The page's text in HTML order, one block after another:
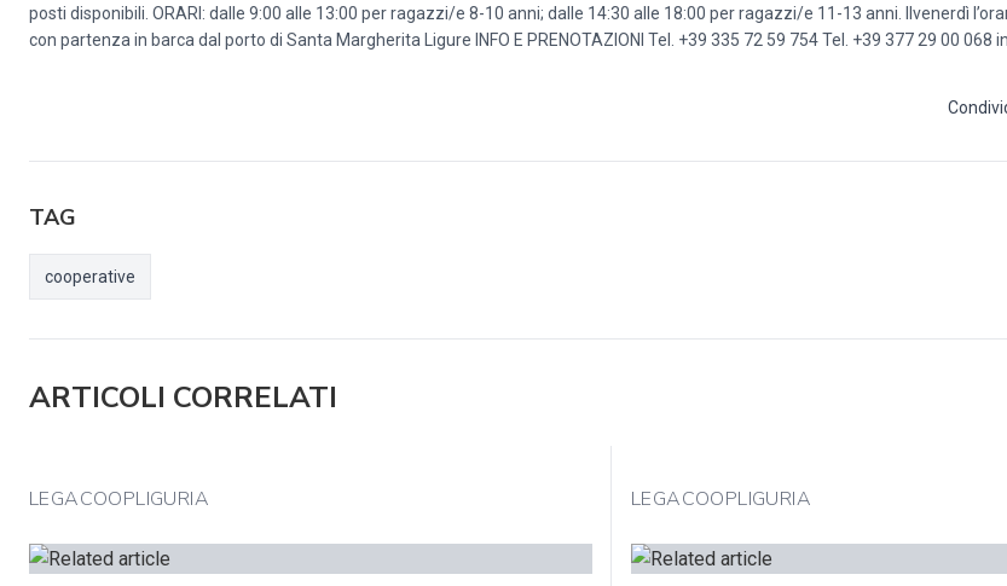
posti disponibili. ORARI: dalle 9:00 alle 13:00 per ragazzi/e 8-10 anni; dalle 14:30 alle 18:00 per ragazzi/e 11-13 anni. Ilvenerdì
con partenza in barca dal porto di Santa Margherita Ligure INFO E PRENOTAZIONI Tel. +39 335 72 59 754 Tel. +39 377 29 00 068
TAG
cooperative
ARTICOLI CORRELATI
LEGACOOPLIGURIA LEGACOOPLIGURIA